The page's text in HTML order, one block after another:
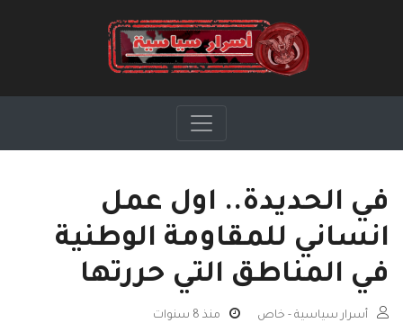
في الحديدة.. اول عمل
انساني للمقاومة الوطنية
في المناطق التي حررتها
أسرار سياسية - خاص منذ 8 سنوات